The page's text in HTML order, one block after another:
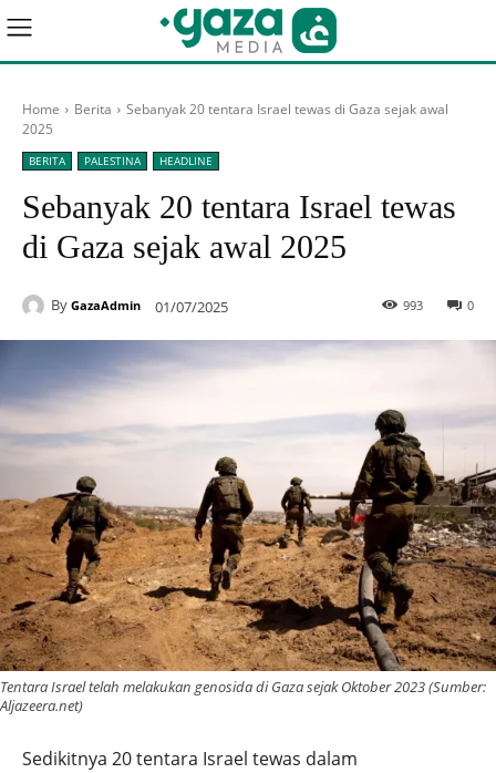
Home Berita
Sebanyak 20 tentara Israel tewas di Gaza sejak awal
2025
BERITA PALESTINA HEADLINE
Sebanyak 20 tentara Israel tewas
di Gaza sejak awal 2025
By GazaAdmin 01/07/2025 0
993
Tentara Israel telah melakukan genosida di Gaza sejak Oktober 2023 (Sumber:
Aljazeera.net)
Sedikitnya 20 tentara Israel tewas dalam